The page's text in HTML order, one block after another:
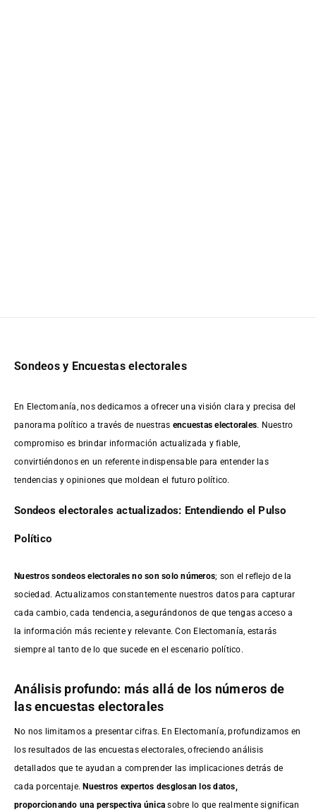
Sondeos y Encuestas electorales
En Electomanía, nos dedicamos a ofrecer una visión clara y precisa del
panorama político a través de nuestras encuestas electorales. Nuestro
compromiso es brindar información actualizada y fiable,
convirtiéndonos en un referente indispensable para entender las
tendencias y opiniones que moldean el futuro político.
Sondeos electorales actualizados: Entendiendo el Pulso
Político
Nuestros sondeos electorales no son solo números; son el reflejo de la
sociedad. Actualizamos constantemente nuestros datos para capturar
cada cambio, cada tendencia, asegurándonos de que tengas acceso a
la información más reciente y relevante. Con Electomanía, estarás
siempre al tanto de lo que sucede en el escenario político.
Análisis profundo: más allá de los números de
las encuestas electorales
No nos limitamos a presentar cifras. En Electomanía, profundizamos en
los resultados de las encuestas electorales, ofreciendo análisis
detallados que te ayudan a comprender las implicaciones detrás de
cada porcentaje. Nuestros expertos desglosan los datos,
proporcionando una perspectiva única sobre lo que realmente significan